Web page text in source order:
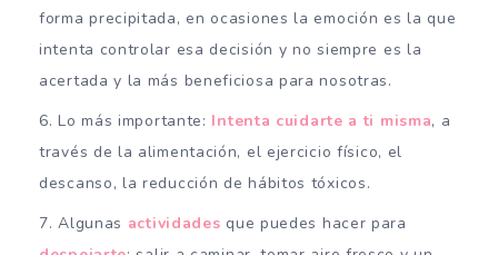
forma precipitada, en ocasiones la emoción es la que
intenta controlar esa decisión y no siempre es la
acertada y la más beneficiosa para nosotras.
Lo más importante: Intenta cuidarte a ti misma, a
través de la alimentación, el ejercicio físico, el
descanso, la reducción de hábitos tóxicos.
Algunas actividades que puedes hacer para